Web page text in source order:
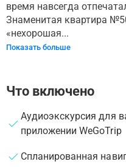
время навсегда
Знаменитая квартира
«нехорошая...
Показать больше
Что включено
Аудиоэкскурсия для
приложении WeGoTrip
Спланированная